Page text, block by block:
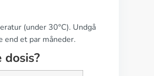
(under 30°C). Undgå
et par måneder.